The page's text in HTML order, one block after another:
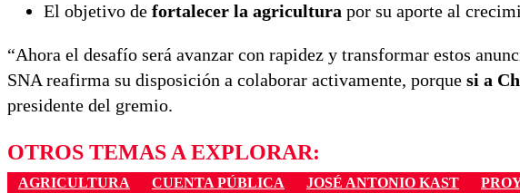
El objetivo de fortalecer la agricultura por su aporte al
“Ahora el desafío será avanzar con rapidez y transformar estos
SNA reafirma su disposición a colaborar activamente, porque si a
presidente del gremio.
OTROS TEMAS A EXPLORAR:
AGRICULTURA CUENTA PÚBLICA JOSÉ ANTONIO KAST